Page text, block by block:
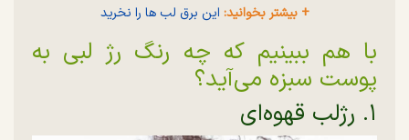
+ بیشتر بخوانید: این برق لب ها را نخرید
با هم ببینیم که چه رنگ رژ لبی به
پوست سبزه می‌آید؟
۱. رژلب قهوه‌ای